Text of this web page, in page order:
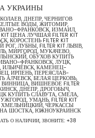
УКРАИНЫ
ДНЕПР, ЧЕРНИГОВ
ВОДЫ, ЖИТОМИР,
ФРАНКОВСК, ИЗМАИЛ,
ЦЕНА ЛУЧШАЯ FILTER KIT
КОРОСТЕНЬ FILTER KIT
ЛУБНЫ, FILTER KIT ЛЬВІВ,
МИРГОРОД, МУКАЧЕВО,
ОБУХОВ КУПИТЬ
ФРАНКОВСК, ЛУЦК,
ИЛЬИЧЁВСК, КАМЕНЕЦ-
ИРПЕНЬ, ПЕРЕЯСЛАВ-
АЛЧЕВСК, БЕЛАЯ ЦЕРКОВЬ,
ВИШНЕВОЕ FILTER
ДНЕПР, ДРОГОБЫЧ,
КУПИТЬ СЛАВУТА, СМЕЛА,
УМАНЬ, FILTER KIT
ХМЕЛЬНИЦКИЙ, ЧЕРКАССЫ
ШОСТКА, ЮЖНОУКРАИНСК
О НАЛИЧИИ, ЗВОНИТЕ: +38